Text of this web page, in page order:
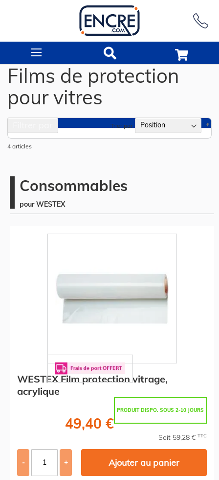
Films de protection
pour vitres
4 articles
Trier par
Consommables
pour WESTEX
WESTEX Film protection vitrage,
acrylique
PRODUIT DISPO. SOUS 2-10 JOURS
49,40 €
Soit 59,28 € TTC
- + Ajouter au panier